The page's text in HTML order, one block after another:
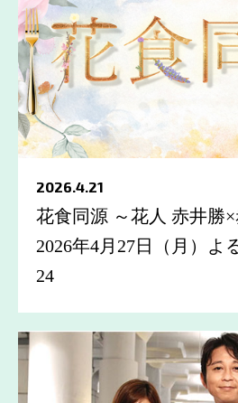
2026.4.21
花食同源 ～花人 赤井勝
2026年4月27日（月）よ
24